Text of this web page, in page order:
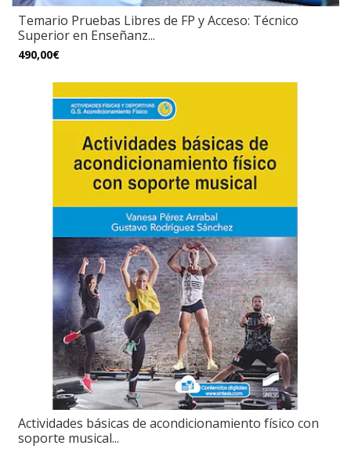
Temario Pruebas Libres de FP y Acceso: Técnico
Superior en Enseñanz...
490,00€
Actividades básicas de acondicionamiento físico con
soporte musical...